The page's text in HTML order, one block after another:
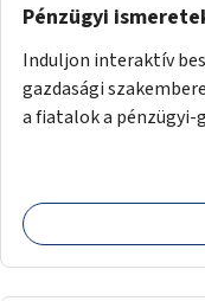
Pénzügyi
Induljon interaktív
gazdasági
a fiatalok a
számára,
helyszínen iskolai